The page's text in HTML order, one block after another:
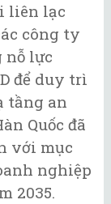
liên lạc
công ty
nỗ lực
để duy trì
tầng an
Quốc đã
với mục
nghiệp
2035.